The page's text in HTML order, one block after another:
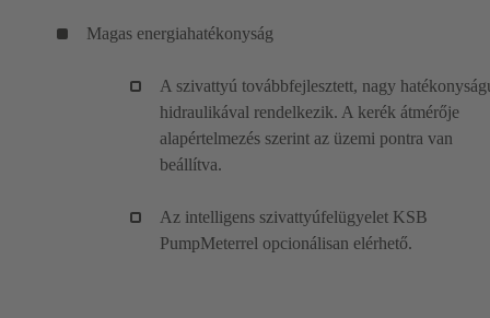
Magas energiahatékonyság
A szivattyú továbbfejlesztett, nagy
hidraulikával rendelkezik. A kerék átmérője
alapértelmezés szerint az üzemi pontra van
beállítva.
Az intelligens szivattyúfelügyelet KSB
PumpMeterrel opcionálisan elérhető.